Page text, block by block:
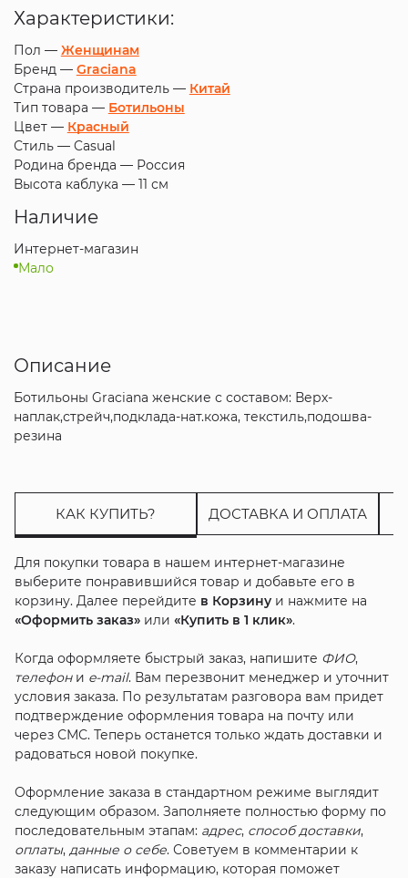
Характеристики:
Пол — Женщинам
Бренд — Graciana
Страна производитель — Китай
Тип товара — Ботильоны
Цвет — Красный
Стиль — Casual
Родина бренда — Россия
Высота каблука — 11 см
Наличие
Интернет-магазин
Мало
Описание
Ботильоны Graciana женские с составом: Верх-
наплак,стрейч,подклада-нат.кожа, текстиль,подошва-
резина
КАК КУПИТЬ? ДОСТАВКА И ОПЛАТА
Для покупки товара в нашем интернет-магазине
выберите понравившийся товар и добавьте его в
корзину. Далее перейдите в Корзинуи нажмите на
«Оформить заказ»или «Купить в 1 клик».
Когда оформляете быстрый заказ, напишите ФИО,
телефони e-mail. Вам перезвонит менеджер и уточнит
условия заказа. По результатам разговора вам придет
подтверждение оформления товара на почту или
через СМС. Теперь останется только ждать доставки и
радоваться новой покупке.
Оформление заказа в стандартном режиме выглядит
следующим образом. Заполняете полностью форму по
последовательным этапам: адрес, способ доставки,
оплаты, данные о себе. Советуем в комментарии к
заказу написать информацию, которая поможет